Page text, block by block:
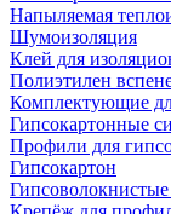
Напыляемая
Шумоизоляция
Клей для
Полиэтилен
Комплектующие
Гипсокартонные
Профили для
Гипсокартон